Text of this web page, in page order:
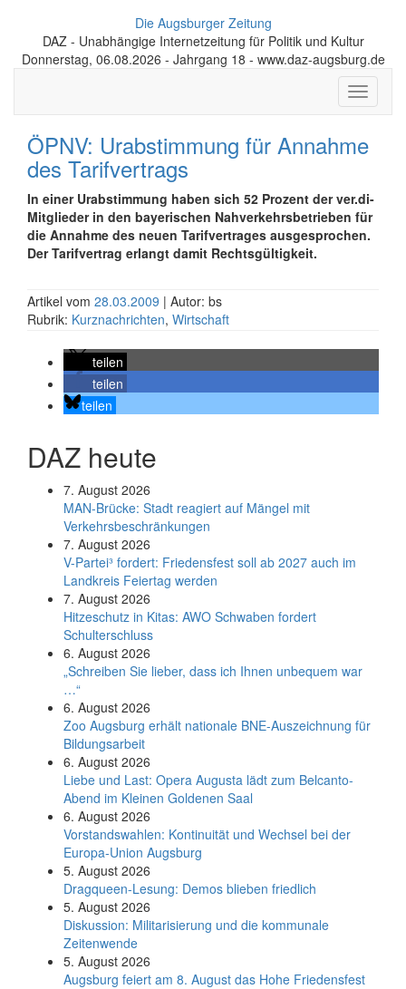
Die Augsburger Zeitung
DAZ - Unabhängige Internetzeitung für Politik und Kultur
Donnerstag, 06.08.2026 - Jahrgang 18 - www.daz-augsburg.de
Toggle
ÖPNV: Urabstimmung für Annahme
des Tarifvertrags
In einer Urabstimmung haben sich 52 Prozent der ver.di-
Mitglieder in den bayerischen Nahverkehrsbetrieben für
die Annahme des neuen Tarifvertrages ausgesprochen.
Der Tarifvertrag erlangt damit Rechtsgültigkeit.
Artikel vom 28.03.2009 | Autor: bs
Rubrik: Kurznachrichten, Wirtschaft
teilen
teilen
teilen
DAZ heute
7. August 2026
MAN-Brücke: Stadt reagiert auf Mängel mit
Verkehrsbeschränkungen
7. August 2026
V-Partei­³ fordert: Friedens­fest soll ab 2027 auch im
Land­kreis Feier­tag werden
7. August 2026
Hitzeschutz in Kitas: AWO Schwaben fordert
Schulterschluss
6. August 2026
„Schreiben Sie lieber, dass ich Ihnen unbequem war
…“
6. August 2026
Zoo Augsburg erhält nationale BNE-Auszeichnung für
Bildungsarbeit
6. August 2026
Liebe und Last: Opera Augusta lädt zum Belcanto-
Abend im Kleinen Goldenen Saal
6. August 2026
Vorstandswahlen: Kontinuität und Wechsel bei der
Europa-Union Augsburg
5. August 2026
Dragqueen-Lesung: Demos blieben friedlich
5. August 2026
Diskussion: Mi­li­ta­ri­sie­rung und die kommunale
Zeitenwende
5. August 2026
Augsburg feiert am 8. August das Hohe Friedensfest